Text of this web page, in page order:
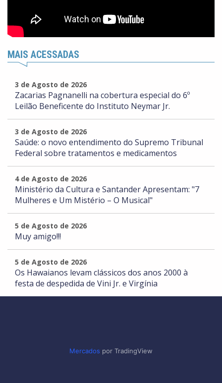
MAIS ACESSADAS
3 de Agosto de 2026
Zacarias Pagnanelli na cobertura especial do 6º
Leilão Beneficente do Instituto Neymar Jr.
3 de Agosto de 2026
Saúde: o novo entendimento do Supremo Tribunal
Federal sobre tratamentos e medicamentos
4 de Agosto de 2026
Ministério da Cultura e Santander Apresentam: "7
Mulheres e Um Mistério – O Musical"
5 de Agosto de 2026
Muy amigo!!!
5 de Agosto de 2026
Os Hawaianos levam clássicos dos anos 2000 à
festa de despedida de Vini Jr. e Virgínia
Mercados por TradingView